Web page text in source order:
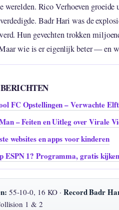
werelden. Rico Verhoeven
Badr Hari was de
Hun gevechten trokken
wie is er eigenlijk beter — en
FC Opstellingen – Verwachte
– Feiten en Uitleg over Virale
websites en apps voor kinderen
ESPN 1? Programma, gratis
55-10-0, 16 KO ·Record Badr
1 & 2